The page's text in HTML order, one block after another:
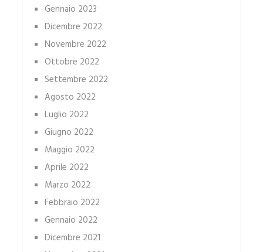
Gennaio 2023
Dicembre 2022
Novembre 2022
Ottobre 2022
Settembre 2022
Agosto 2022
Luglio 2022
Giugno 2022
Maggio 2022
Aprile 2022
Marzo 2022
Febbraio 2022
Gennaio 2022
Dicembre 2021